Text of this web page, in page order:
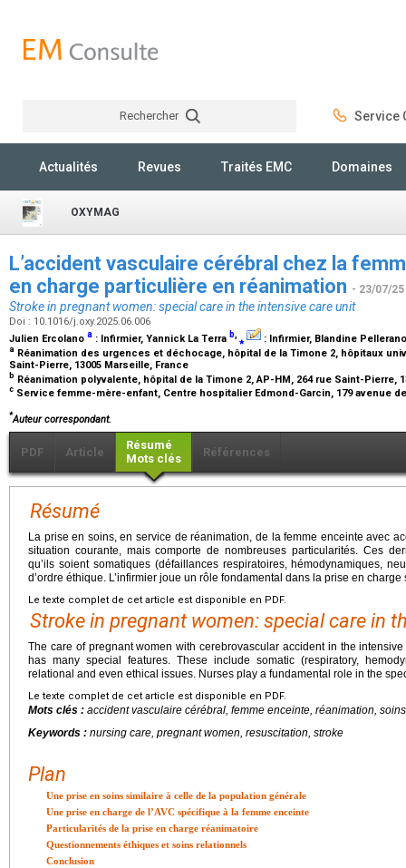
Rechercher Service
Actualités Revues Traités EMC Domaines
OXYMAG
L’accident vasculaire cérébral chez la
en charge particulière en réanimation - 23/07/25
Stroke in pregnant women: special care in the intensive care unit
Doi : 10.1016/j.oxy.2025.06.006
Julien Ercolano a : Infirmier, Yannick La Terra b,⁎ : Infirmier, Blandine
a Réanimation des urgences et déchocage, hôpital de la Timone 2, hôpitaux
Saint-Pierre, 13005 Marseille, France
b Réanimation polyvalente, hôpital de la Timone 2, AP-HM, 264 rue Saint-Pierre,
c Service femme-mère-enfant, Centre hospitalier Edmond-Garcin, 179 avenue
*Auteur correspondant.
PDF Article
Résumé
Mots clés
Références
Résumé
La prise en soins, en service de réanimation, de la femme enceinte avec
situation courante, mais comporte de nombreuses particularités. Ces
qu’ils soient somatiques (défaillances respiratoires, hémodynamiques,
d’ordre éthique. L’infirmier joue un rôle fondamental dans la prise en
Le texte complet de cet article est disponible en PDF.
Stroke in pregnant women: special care in
The care of pregnant women with cerebrovascular accident in the
has many special features. These include somatic (respiratory,
relational and even ethical issues. Nurses play a fundamental role in the
Le texte complet de cet article est disponible en PDF.
Mots clés : accident vasculaire cérébral, femme enceinte, réanimation,
Keywords : nursing care, pregnant women, resuscitation, stroke
Plan
Une prise en soins similaire à celle de la population générale
Une prise en charge de l’AVC spécifique à la femme enceinte
Particularités de la prise en charge réanimatoire
Questionnements éthiques et soins relationnels
Conclusion